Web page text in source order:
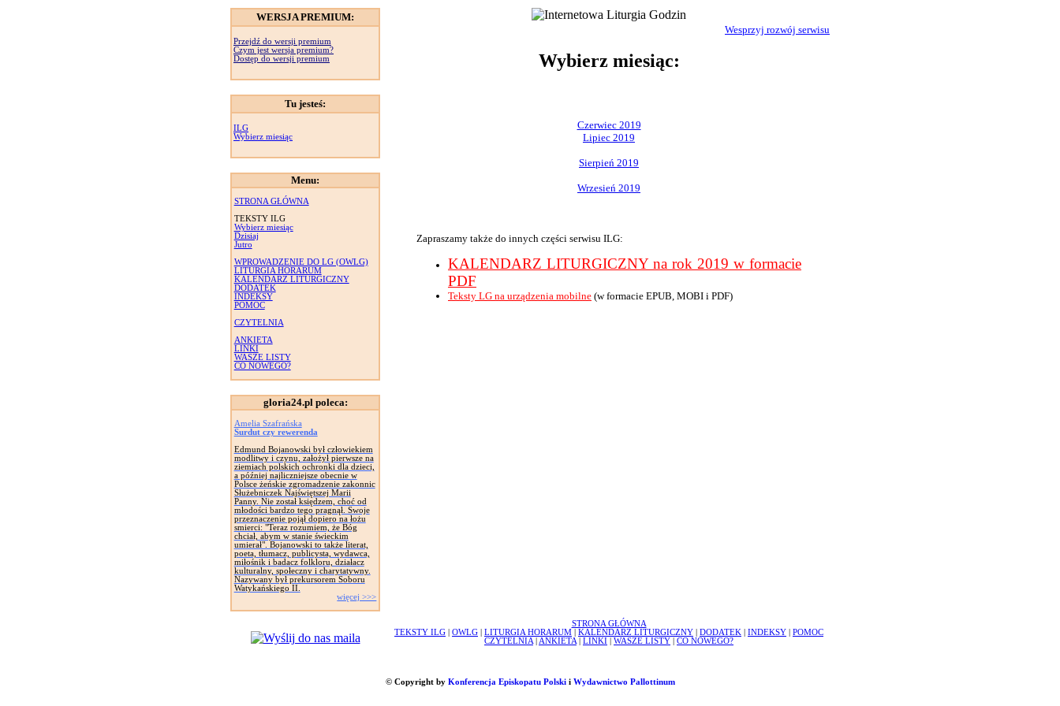
WERSJA PREMIUM:
Przejdź do wersji premium
Czym jest wersja premium?
Dostęp do wersji premium
Tu jesteś:
ILG
Wybierz miesiąc
Menu:
STRONA GŁÓWNA
TEKSTY ILG
Wybierz miesiąc
Dzisiaj
Jutro
WPROWADZENIE DO LG (OWLG)
LITURGIA HORARUM
KALENDARZ LITURGICZNY
DODATEK
INDEKSY
POMOC
CZYTELNIA
ANKIETA
LINKI
WASZE LISTY
CO NOWEGO?
gloria24.pl poleca:
Amelia Szafrańska
Surdut czy rewerenda
Edmund Bojanowski był człowiekiem
modlitwy i czynu, założył pierwsze na
ziemiach polskich ochronki dla dzieci,
a później najliczniejsze obecnie w
Polsce żeńskie zgromadzenie zakonnic
Służebniczek Najświętszej Marii
Panny. Nie został księdzem, choć od
młodości bardzo tego pragnął. Swoje
przeznaczenie pojął dopiero na łożu
smierci: "Teraz rozumiem, że Bóg
chciał, abym w stanie świeckim
umierał". Bojanowski to także literat,
poeta, tłumacz, publicysta, wydawca,
miłośnik i badacz folkloru, działacz
kulturalny, społeczny i charytatywny.
Nazywany był prekursorem Soboru
Watykańskiego II.
więcej >>>
Wesprzyj rozwój serwisu
Wybierz miesiąc:
Czerwiec 2019
Lipiec 2019
Sierpień 2019
Wrzesień 2019
Zapraszamy także do innych części serwisu ILG:
KALENDARZ LITURGICZNY na rok 2019 w formacie
PDF
Teksty LG na urządzenia mobilne (w formacie EPUB, MOBI i PDF)
STRONA GŁÓWNA
TEKSTY ILG
OWLG LITURGIA HORARUM KALENDARZ LITURGICZNY DODATEK INDEKSY
POMOC
CZYTELNIA
ANKIETA LINKI WASZE LISTY CO NOWEGO?
© Copyright by Konferencja Episkopatu Polskii Wydawnictwo Pallottinum